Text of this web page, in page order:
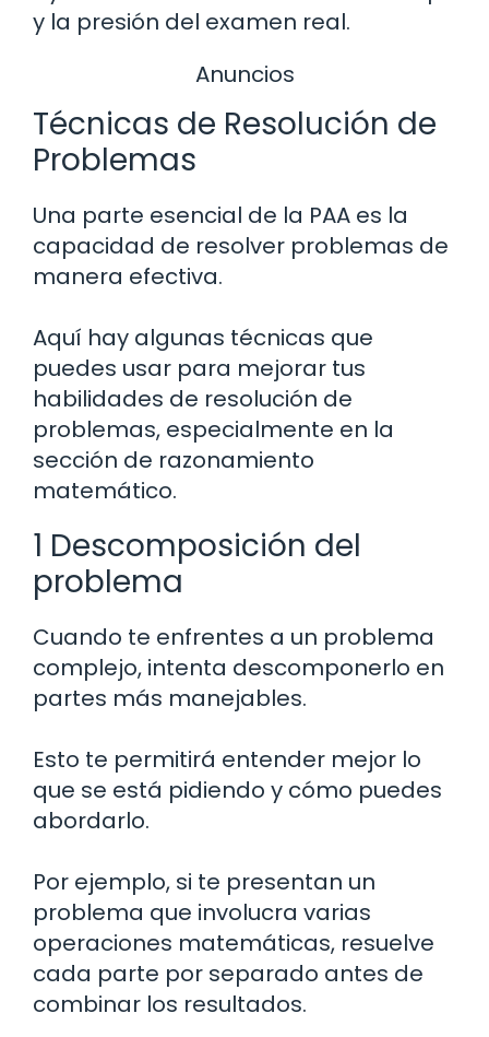
y la presión del examen real.
Anuncios
Técnicas de Resolución de
Problemas
Una parte esencial de la PAA es la
capacidad de resolver problemas de
manera efectiva.
Aquí hay algunas técnicas que
puedes usar para mejorar tus
habilidades de resolución de
problemas, especialmente en la
sección de razonamiento
matemático.
1 Descomposición del
problema
Cuando te enfrentes a un problema
complejo, intenta descomponerlo en
partes más manejables.
Esto te permitirá entender mejor lo
que se está pidiendo y cómo puedes
abordarlo.
Por ejemplo, si te presentan un
problema que involucra varias
operaciones matemáticas, resuelve
cada parte por separado antes de
combinar los resultados.